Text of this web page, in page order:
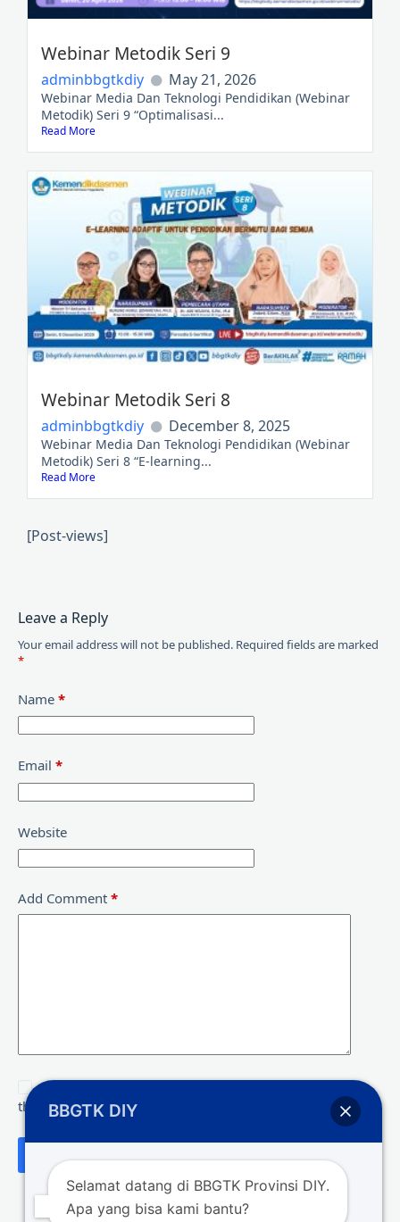
Webinar Metodik Seri 9
adminbbgtkdiy May 21, 2026
Webinar Media Dan Teknologi Pendidikan (Webinar
Metodik) Seri 9 “Optimalisasi...
Read More
Webinar Metodik Seri 8
adminbbgtkdiy December 8, 2025
Webinar Media Dan Teknologi Pendidikan (Webinar
Metodik) Seri 8 “E-learning...
Read More
[Post-views]
Leave a Reply
Your email address will not be published. Required fields are marked
*
Name *
Email *
Website
Add Comment *
Save my name, email and website in this browser for
the next time I comment.
BBGTK DIY
Selamat datang di BBGTK Provinsi DIY.
Apa yang bisa kami bantu?